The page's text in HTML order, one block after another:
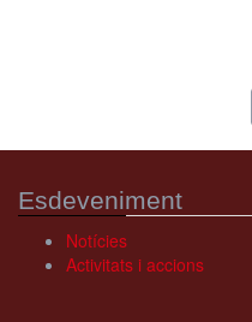
Esdeveniment
Notícies
Activitats i accions